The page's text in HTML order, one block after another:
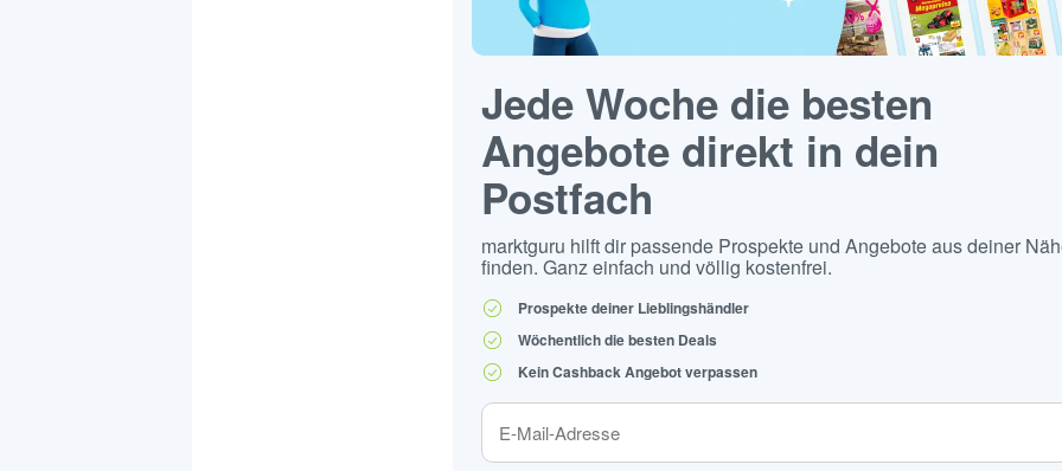
Jede Woche die besten
Angebote direkt in dein
Postfach
marktguru hilft dir passende Prospekte und Angebote aus deiner
finden. Ganz einfach und völlig kostenfrei.
Prospekte deiner Lieblingshändler
Wöchentlich die besten Deals
Kein Cashback Angebot verpassen